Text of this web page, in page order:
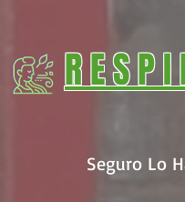
R E S P I
Seguro Lo